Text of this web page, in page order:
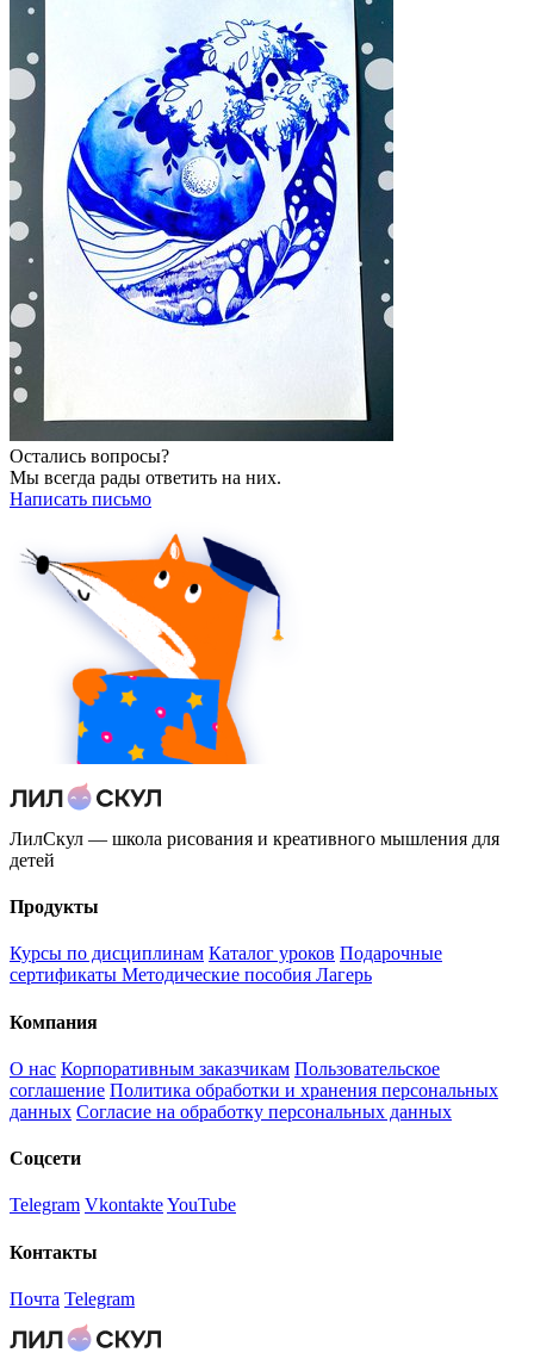
Остались вопросы?
Мы всегда рады ответить на них.
Написать письмо
ЛилСкул — школа рисования и креативного мышления для
детей
Продукты
Курсы по дисциплинам Каталог уроков Подарочные
сертификаты Методические пособия Лагерь
Компания
О нас Корпоративным заказчикам Пользовательское
соглашение Политика обработки и хранения персональных
данных Согласие на обработку персональных данных
Соцсети
Telegram VkontakteYouTube
Контакты
Почта Telegram